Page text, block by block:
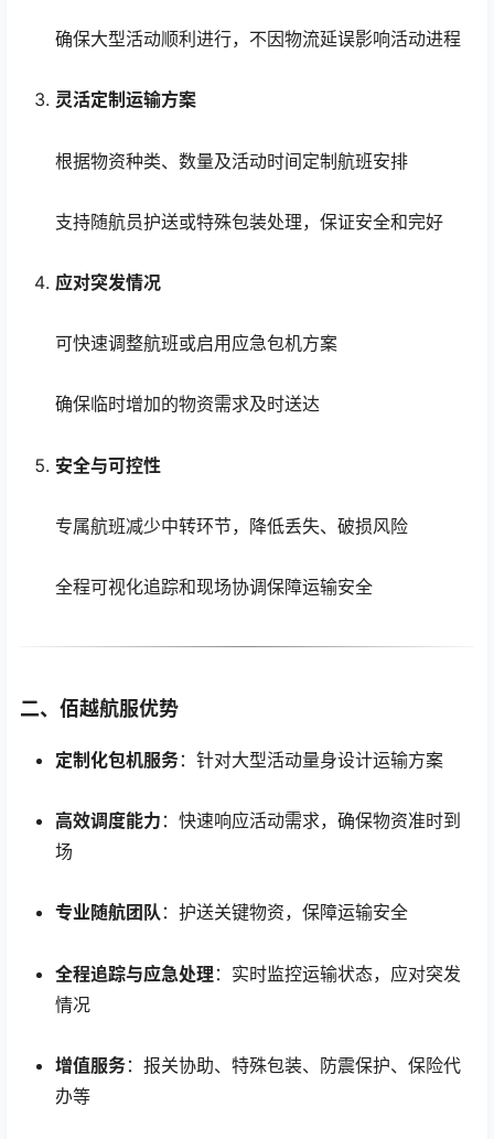
确保大型活动顺利进行，不因物流延误影响活动进程
灵活定制运输方案
根据物资种类、数量及活动时间定制航班安排
支持随航员护送或特殊包装处理，保证安全和完好
应对突发情况
可快速调整航班或启用应急包机方案
确保临时增加的物资需求及时送达
安全与可控性
专属航班减少中转环节，降低丢失、破损风险
全程可视化追踪和现场协调保障运输安全
二、佰越航服优势
定制化包机服务：针对大型活动量身设计运输方案
高效调度能力 ：快速响应活动需求，确保物资准时到
场
专业随航团队 ：护送关键物资，保障运输安全
全程追踪与应急处理 ：实时监控运输状态，应对突发
情况
增值服务：报关协助、特殊包装、防震保护、保险代
办等